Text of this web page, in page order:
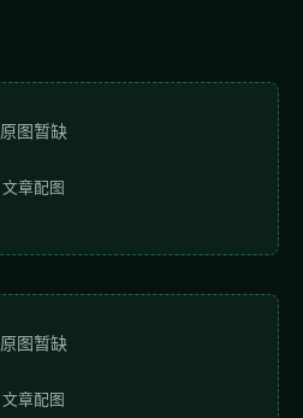
原图暂缺
文章配图
原图暂缺
文章配图